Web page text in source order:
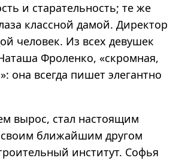
и старательность; те же
классной дамой. Директор
человек. Из всех девушек
Фроленко, «скромная,
она всегда пишет элегантно
вырос, стал настоящим
своим ближайшим другом
институт. Софья